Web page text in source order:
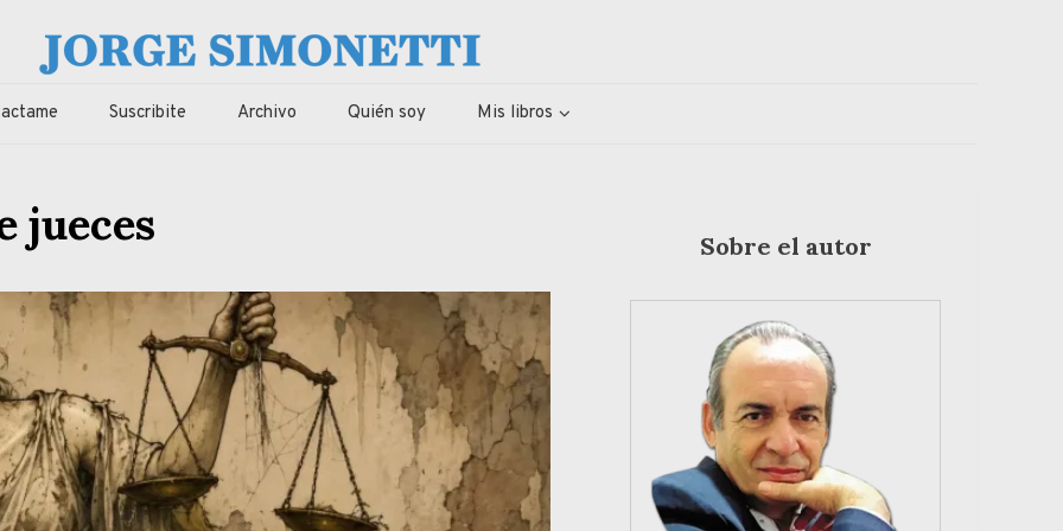
economia de Corrientes, Argentina y el Mundo
Suscribite Archivo Quién soy Mis libros
jueces Sobre el autor